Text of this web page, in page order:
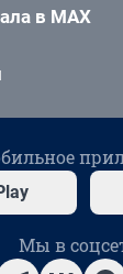
в MAX
Мы в